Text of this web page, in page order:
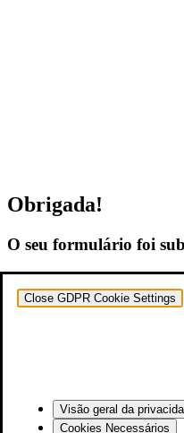
Obrigada!
O seu formulário foi
Close GDPR Cookie Settings
Visão geral da
Cookies Necessários